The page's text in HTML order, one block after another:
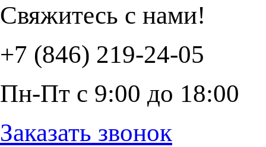
Свяжитесь с нами!
+7 (846) 219-24-05
Пн-Пт с 9:00 до 18:00
Заказать звонок